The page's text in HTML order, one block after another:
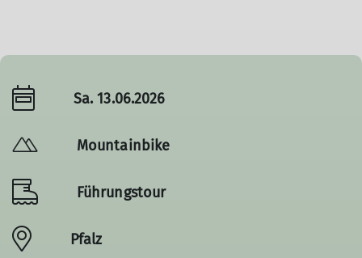
Sa. 13.06.2026
Mountainbike
Führungstour
Pfalz